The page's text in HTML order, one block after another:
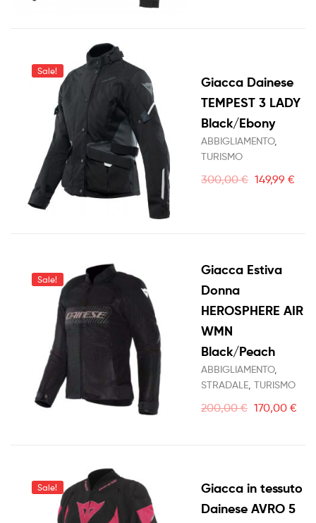
Sale!
Giacca Dainese
TEMPEST 3 LADY
Black/Ebony
ABBIGLIAMENTO,
TURISMO
300,00€ 149,99€
Sale!
Giacca Estiva
Donna
HEROSPHERE AIR
WMN
Black/Peach
ABBIGLIAMENTO,
STRADALE TURISMO
200,00€ 170,00€
Sale!
Giacca in tessuto
Dainese AVRO 5